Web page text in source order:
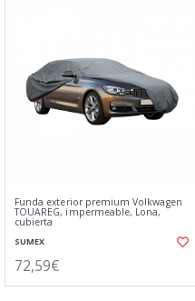
Funda exterior premium Volkwagen
TOUAREG, impermeable, Lona,
cubierta
SUMEX
72,59€